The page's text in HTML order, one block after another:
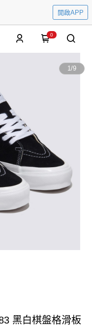
開啟APP
0
1/9
黑白棋盤格滑板